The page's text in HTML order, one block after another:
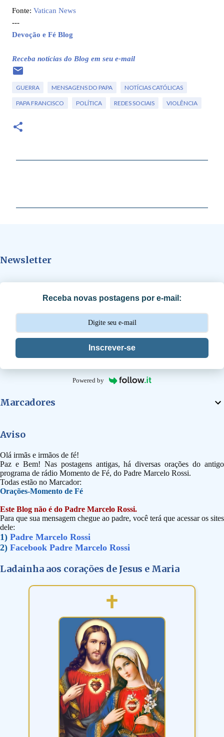
Fonte: Vatican News
---
Devoção e Fé Blog
Receba notícias do Blog em seu e-mail
GUERRA MENSAGENS DO PAPA NOTÍCIAS CATÓLICAS
PAPA FRANCISCO POLÍTICA REDES SOCIAIS VIOLÊNCIA
á
s
Newsletter
Receba novas postagens por e-mail:
Inscrever-se
Powered by
Marcadores
Aviso
Olá irmãs e irmãos de fé!
Paz e Bem! Nas postagens antigas, há diversas orações do antigo
programa de rádio Momento de Fé, do Padre Marcelo Rossi.
Todas estão no Marcador:
Orações-Momento de Fé
Este Blog não é do Padre Marcelo Rossi.
Para que sua mensagem chegue ao padre, você terá que acessar os sites
dele:
1) Padre Marcelo Rossi
2) Facebook Padre Marcelo Rossi
Ladainha aos corações de Jesus e Maria